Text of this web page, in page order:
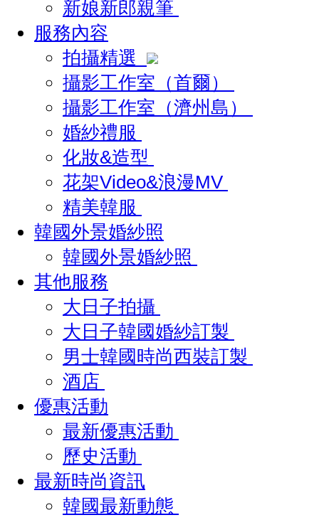
新娘新郎親筆
服務內容
拍攝精選
攝影工作室（首爾）
攝影工作室（濟州島）
婚紗禮服
化妝&造型
花架Video&浪漫MV
精美韓服
韓國外景婚紗照
韓國外景婚紗照
其他服務
大日子拍攝
大日子韓國婚紗訂製
男士韓國時尚西裝訂製
酒店
優惠活動
最新優惠活動
歷史活動
最新時尚資訊
韓國最新動態